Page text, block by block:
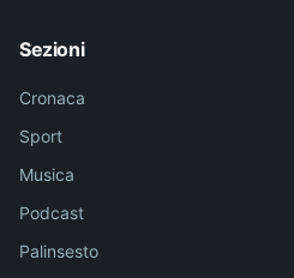
Sezioni
Cronaca
Sport
Musica
Podcast
Palinsesto